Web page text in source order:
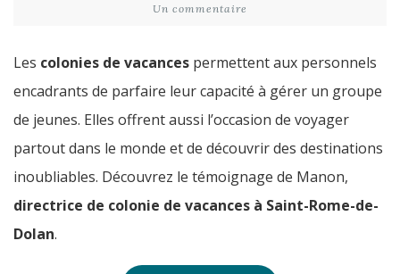
Un commentaire
Les colonies de vacances permettent aux personnels
encadrants de parfaire leur capacité à gérer un groupe
de jeunes. Elles offrent aussi l’occasion de voyager
partout dans le monde et de découvrir des destinations
inoubliables. Découvrez le témoignage de Manon,
directrice de colonie de vacances à Saint-Rome-de-
Dolan.